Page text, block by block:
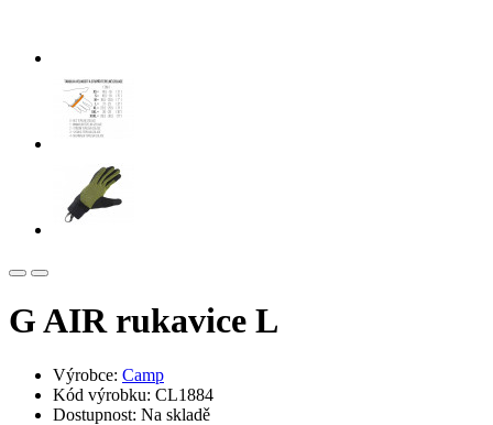
G AIR rukavice L
Výrobce: Camp
Kód výrobku: CL1884
Dostupnost: Na skladě